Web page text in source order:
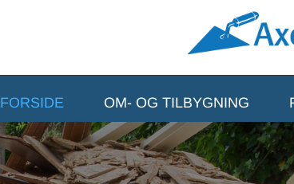
FORSIDE OM- OG TILBYGNING